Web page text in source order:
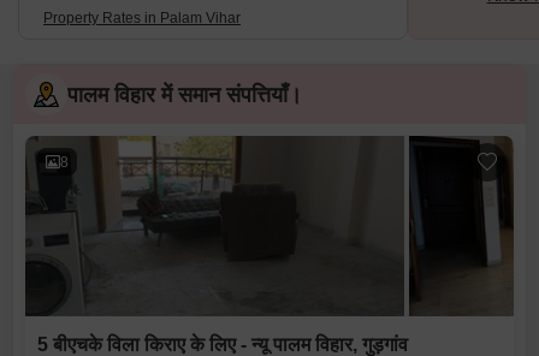
Property Rates in Palam Vihar
पालम विहार में समान संपत्तियाँ।
8
5 बीएचके विला किराए के लिए - न्यू पालम विहार, गुड़गांव